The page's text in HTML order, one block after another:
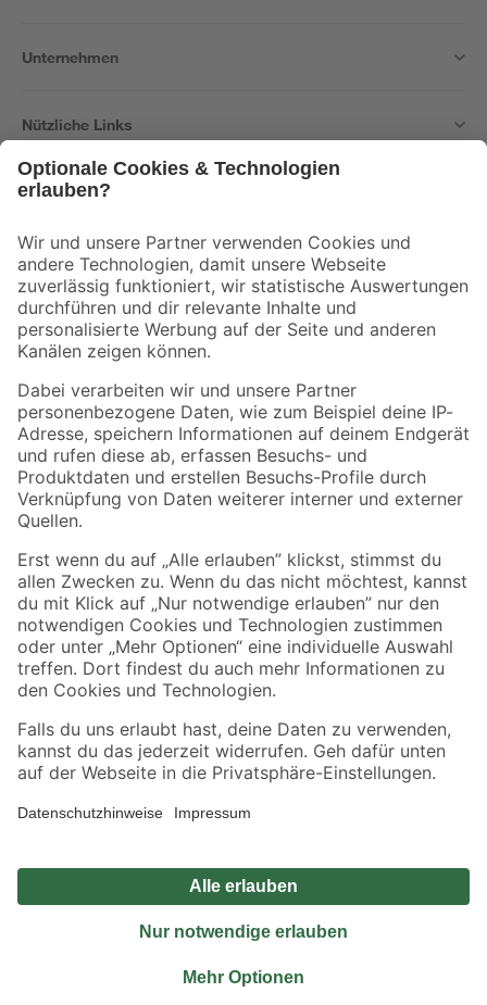
Unternehmen
Nützliche Links
Der toom Newsletter: Keine Angebote und Aktionen mehr verpassen!
Zur Newsletter Anmeldung
Folge uns
Zahlungsarten Versandarten
Sicher einkaufen
Jetzt die toom-App herunterladen
Alle Preisangaben in EUR inkl. gesetzl. MwSt.. Die dargestellten Angebote sind unter
Umständen nicht in allen Märkten verfügbar. Die angegebenen Verfügbarkeiten beziehen
Produkte nur solange der Vorrat reicht.
*Paketversand ab 59 € versandkostenfrei, gilt nicht für Artikel mit Speditionsversand, hier
Privatsphäre Impressum
Nutzungsbedingungen
Widerrufsrecht
Vertrag widerrufen
© 2026 toom Baumarkt GmbH